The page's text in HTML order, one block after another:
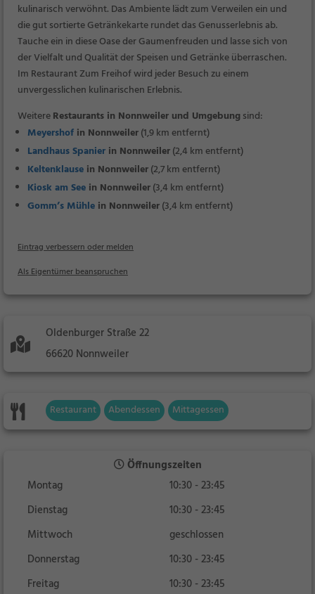
kulinarisch verwöhnt. Das Ambiente lädt zum Verweilen ein und
die gut sortierte Getränkekarte rundet das Genusserlebnis ab.
Tauche ein in diese Oase der Gaumenfreuden und lasse sich von
der Vielfalt und Qualität der Speisen und Getränke überraschen.
Im Restaurant Zum Freihof wird jeder Besuch zu einem
unvergesslichen kulinarischen Erlebnis.
WeitereRestaurants in Nonnweiler und Umgebungsind:
Meyershof in Nonnweiler(1,9 km entfernt)
Landhaus Spanier in Nonnweiler(2,4 km entfernt)
Keltenklause in Nonnweiler(2,7 km entfernt)
Kiosk am See in Nonnweiler(3,4 km entfernt)
Gomm’s Mühle in Nonnweiler(3,4 km entfernt)
Eintrag verbessern oder melden
Als Eigentümer beanspruchen
Oldenburger Straße 22
66620 Nonnweiler
Restaurant Abendessen Mittagessen
Öffnungszeiten
Montag
10:30 - 23:45
Dienstag
10:30 - 23:45
Mittwoch
geschlossen
Donnerstag
10:30 - 23:45
Freitag
10:30 - 23:45